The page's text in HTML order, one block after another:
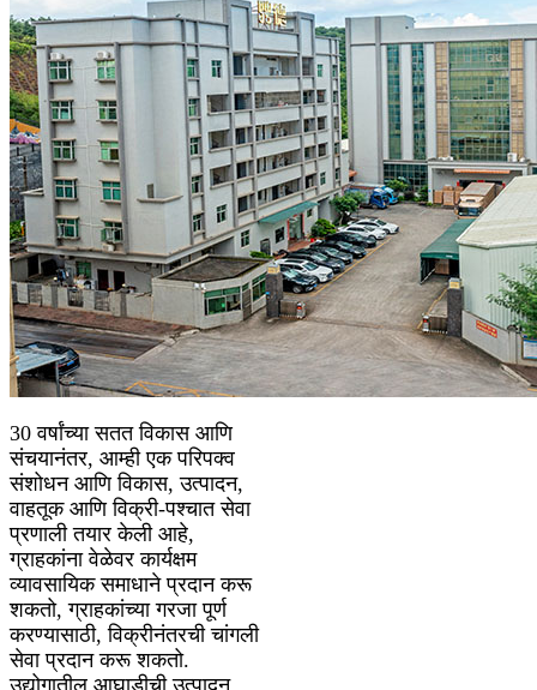
30 वर्षांच्या सतत विकास आणि
संचयानंतर, आम्ही एक परिपक्व
संशोधन आणि विकास, उत्पादन,
वाहतूक आणि विक्री-पश्चात सेवा
प्रणाली तयार केली आहे,
ग्राहकांना वेळेवर कार्यक्षम
व्यावसायिक समाधाने प्रदान करू
शकतो, ग्राहकांच्या गरजा पूर्ण
करण्यासाठी, विक्रीनंतरची चांगली
सेवा प्रदान करू शकतो.
उद्योगातील आघाडीची उत्पादन